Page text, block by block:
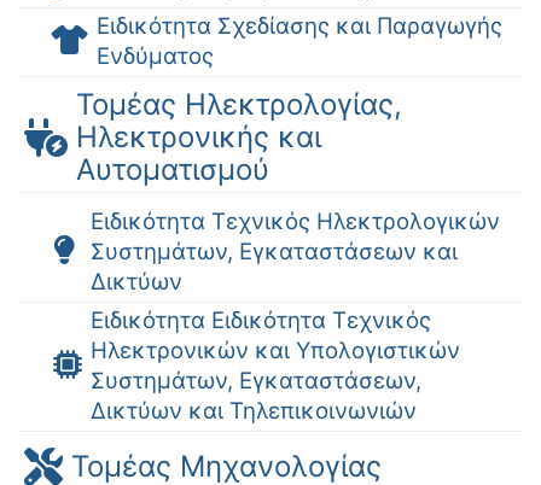
Ειδικότητα Σχεδίασης και Παραγωγής
Ενδύματος
Τομέας Ηλεκτρολογίας,
Ηλεκτρονικής και
Αυτοματισμού
Ειδικότητα Τεχνικός Ηλεκτρολογικών
Συστημάτων, Εγκαταστάσεων και
Δικτύων
Ειδικότητα Ειδικότητα Τεχνικός
Ηλεκτρονικών και Υπολογιστικών
Συστημάτων, Εγκαταστάσεων,
Δικτύων και Τηλεπικοινωνιών
Τομέας Μηχανολογίας